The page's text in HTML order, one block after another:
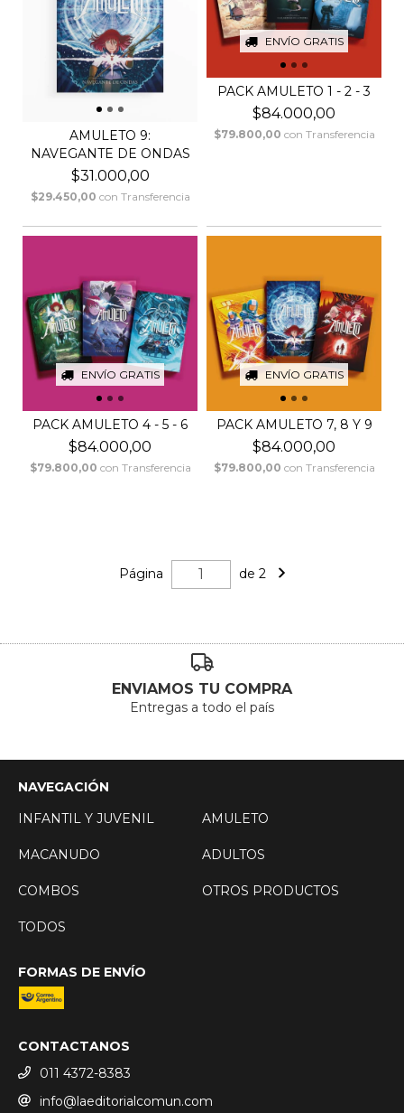
AMULETO 9:
NAVEGANTE DE ONDAS
$31.000,00
$29.450,00 con Transferencia
ENVÍO GRATIS
PACK AMULETO 1 - 2 - 3
$84.000,00
$79.800,00 con Transferencia
ENVÍO GRATIS
PACK AMULETO 4 - 5 - 6
$84.000,00
$79.800,00 con Transferencia
ENVÍO GRATIS
PACK AMULETO 7, 8 Y 9
$84.000,00
$79.800,00 con Transferencia
Página de 2
ENVIAMOS TU COMPRA
Entregas a todo el país
NAVEGACIÓN
INFANTIL Y JUVENIL
AMULETO
MACANUDO ADULTOS
COMBOS OTROS PRODUCTOS
TODOS
FORMAS DE ENVÍO
CONTACTANOS
011 4372-8383
info@laeditorialcomun.com